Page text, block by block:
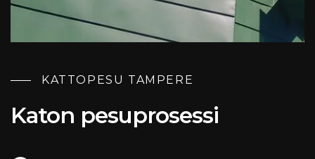
KATTOPESU TAMPERE
Katon pesuprosessi